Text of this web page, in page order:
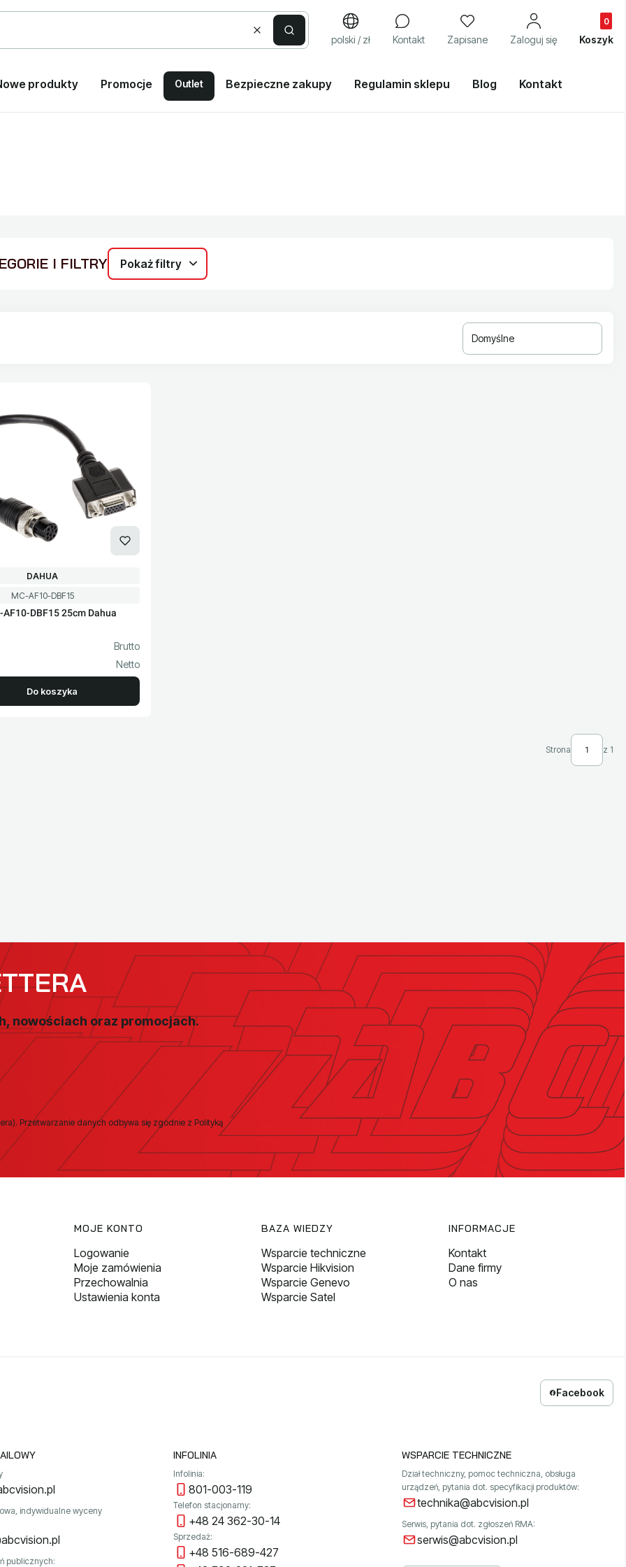
WyczyśćSzukaj polski / zł Kontakt Zapisane Zaloguj się Koszyk
produkty Promocje Outlet Bezpieczne zakupy Regulamin sklepu Blog Kontakt
I FILTRY Pokaż filtry
Domyślne
Kod produktu
MC-AF10-DBF15
AF10-DBF15 25cm Dahua
PRODUCENT
DAHUA
Do koszyka
Strona z 1
nowościach oraz promocjach.
Przetwarzanie danych odbywa się zgodnie z Polityką
MOJE KONTO
Logowanie
Moje zamówienia
Przechowalnia
Ustawienia konta
BAZA WIEDZY
Wsparcie techniczne
Wsparcie Hikvision
Wsparcie Genevo
Wsparcie Satel
INFORMACJE
Kontakt
Dane firmy
O nas
Facebook
indywidualne wyceny
publicznych:
INFOLINIA
Infolinia:
801-003-119
Telefon stacjonarny:
+48 24 362-30-14
Sprzedaż:
+48 516-689-427
WSPARCIE TECHNICZNE
Dział techniczny, pomoc techniczna, obsługa
urządzeń, pytania dot. specyfikacji produktów:
technika@abcvision.pl
Serwis, pytania dot. zgłoszeń RMA:
serwis@abcvision.pl